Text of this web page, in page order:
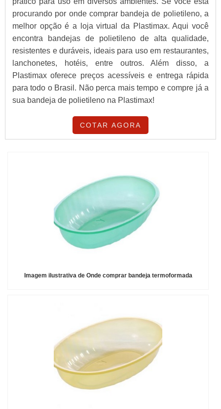
procurando por onde comprar bandeja de polietileno, a
melhor opção é a loja virtual da Plastimax. Aqui você
encontra bandejas de polietileno de alta qualidade,
resistentes e duráveis, ideais para uso em restaurantes,
lanchonetes, hotéis, entre outros. Além disso, a
Plastimax oferece preços acessíveis e entrega rápida
para todo o Brasil. Não perca mais tempo e compre já a
sua bandeja de polietileno na Plastimax!
COTAR AGORA
Imagem ilustrativa de Onde comprar bandeja termoformada